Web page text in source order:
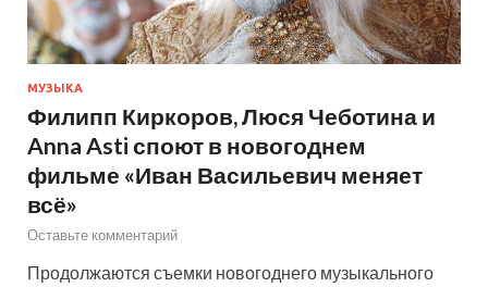
МУЗЫКА
Филипп Киркоров, Люся Чеботина и
Anna Asti споют в новогоднем
фильме «Иван Васильевич меняет
всё»
Оставьте комментарий
Продолжаются съемки новогоднего музыкального